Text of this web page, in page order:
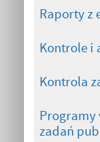
Raporty z
Kontrole i
Kontrola
Programy
zadań